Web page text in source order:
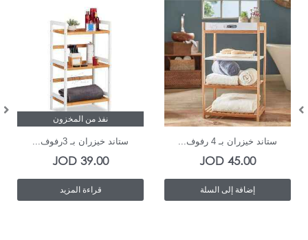
In Stock
ستاند خيزران بـ 4 رفوف...
45.00
JOD
إضافة إلى السلة
نفذ من المخزون
ستاند خيزران بـ 3رفوف...
39.00
JOD
قراءة المزيد